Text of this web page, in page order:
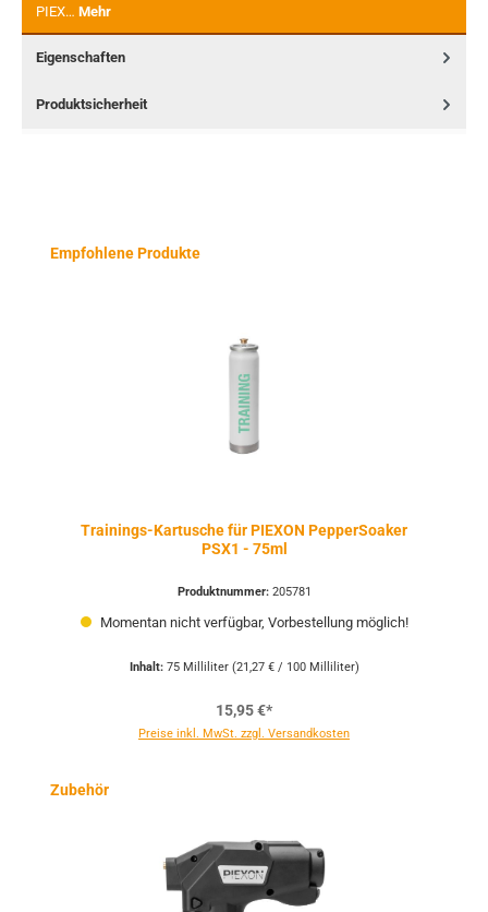
PIEX… Mehr
Eigenschaften
Produktsicherheit
Produktgalerie überspringen
Empfohlene Produkte
Trainings-Kartusche für PIEXON PepperSoaker
PSX1 - 75ml
Produktnummer: 205781
Momentan nicht verfügbar, Vorbestellung möglich!
Inhalt: 75 Milliliter (21,27 € / 100 Milliliter)
15,95 €*
Preise inkl. MwSt. zzgl. Versandkosten
Produktgalerie überspringen
Zubehör